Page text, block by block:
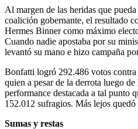
Al margen de las heridas que
coalición gobernante, el resultado
Hermes Binner como máximo
Cuando nadie apostaba por su
levantó su mano e hizo campaña
Bonfatti logró 292.486 votos
quien a pesar de la derrota luego
performance destacada a tal punto
152.012 sufragios. Más lejos
Sumas y restas